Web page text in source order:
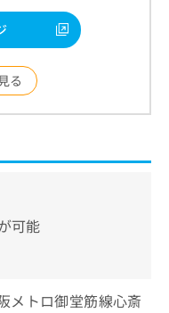
る
可能
メトロ御堂筋線心斎